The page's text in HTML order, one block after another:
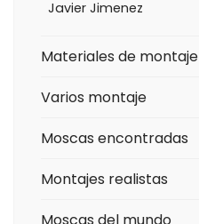
Javier Jimenez
Materiales de montaje
Varios montaje
Moscas encontradas
Montajes realistas